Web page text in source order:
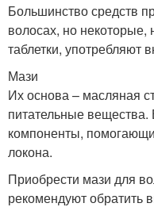
Большинство средств
волосах, но
таблетки, употребляют
Мази
Их основа – масляная
питательные
компоненты,
локона.
Приобрести мази для
рекомендуют обратить